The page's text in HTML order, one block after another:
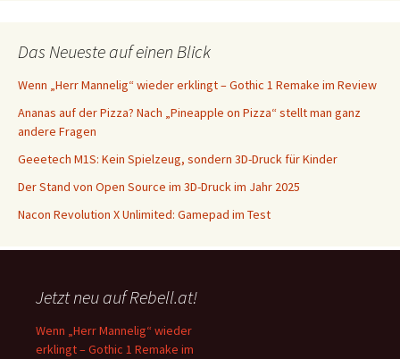
Das Neueste auf einen Blick
Wenn „Herr Mannelig“ wieder erklingt – Gothic 1 Remake im Review
Ananas auf der Pizza? Nach „Pineapple on Pizza“ stellt man ganz
andere Fragen
Geeetech M1S: Kein Spielzeug, sondern 3D-Druck für Kinder
Der Stand von Open Source im 3D-Druck im Jahr 2025
Nacon Revolution X Unlimited: Gamepad im Test
Jetzt neu auf Rebell.at!
Wenn „Herr Mannelig“ wieder
erklingt – Gothic 1 Remake im